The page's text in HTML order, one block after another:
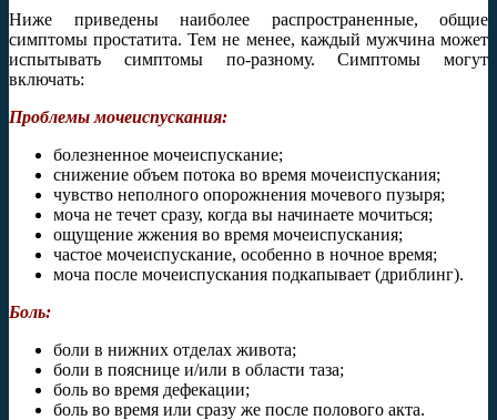
Ниже приведены наиболее распространенные, общие
симптомы простатита. Тем не менее, каждый мужчина может
испытывать симптомы по-разному. Симптомы могут
включать:
Проблемы мочеиспускания:
болезненное мочеиспускание;
снижение объем потока во время мочеиспускания;
чувство неполного опорожнения мочевого пузыря;
моча не течет сразу, когда вы начинаете мочиться;
ощущение жжения во время мочеиспускания;
частое мочеиспускание, особенно в ночное время;
моча после мочеиспускания подкапывает (дриблинг).
Боль:
боли в нижних отделах живота;
боли в пояснице и/или в области таза;
боль во время дефекации;
боль во время или сразу же после полового акта.